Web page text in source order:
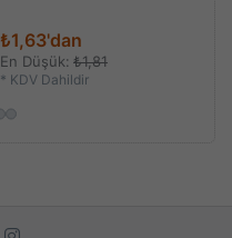
₺1,63'dan
En Düşük: ₺1,81
* KDV Dahildir